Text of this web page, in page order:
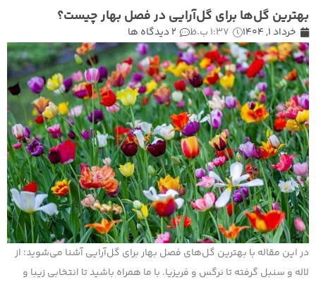
بهترین گل‌ها برای گل‌آرایی در فصل بهار چیست؟
خرداد 1, 1404 1:37 ب.ظ 2 دیدگاه ها
در این مقاله با بهترین گل‌های فصل بهار برای گل‌آرایی آشنا می‌شوید؛ از
لاله و سنبل گرفته تا نرگس و فریزیا. با ما همراه باشید تا انتخابی زیبا و